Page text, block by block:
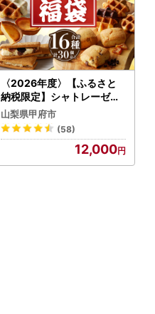
〈2026年度〉【ふるさと
納税限定】シャトレーゼ人
気お菓子勢ぞろい!! お菓子
福箱 シャトレーゼ
山梨県甲府市
(58)
12,000